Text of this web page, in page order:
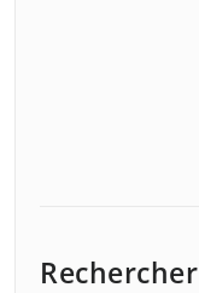
Rechercher